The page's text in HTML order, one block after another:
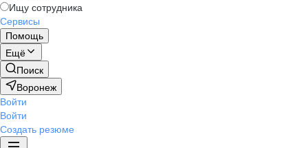
Ищу сотрудника
Сервисы
Помощь
Ещё
Поиск
Воронеж
Войти
Войти
Создать резюме